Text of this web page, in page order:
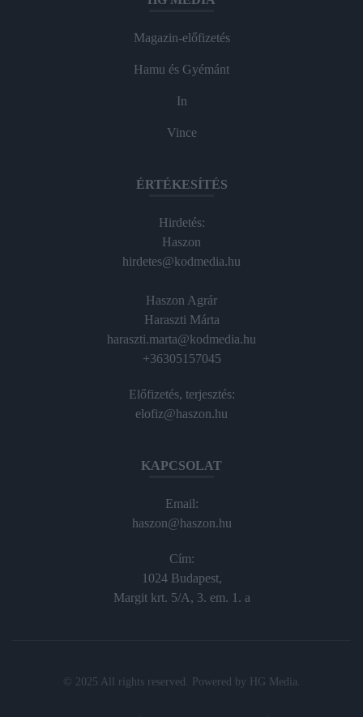
Magazin-előfizetés
Hamu és Gyémánt
In
Vince
ÉRTÉKESÍTÉS
Hirdetés:
Haszon
hirdetes@kodmedia.hu
Haszon Agrár
Haraszti Márta
haraszti.marta@kodmedia.hu
+36305157045
Előfizetés, terjesztés:
elofiz@haszon.hu
KAPCSOLAT
Email:
haszon@haszon.hu
Cím:
1024 Budapest,
Margit krt. 5/A, 3. em. 1. a
© 2025 All rights reserved. Powered by HG Media